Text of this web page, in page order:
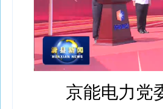
京能电力党委